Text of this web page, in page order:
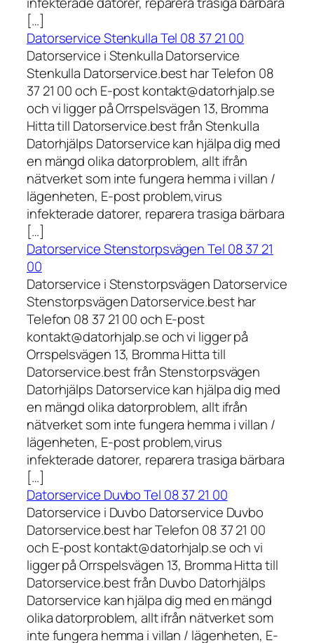
[…]
Datorservice Stenkulla Tel 08 37 21 00
Datorservice i Stenkulla Datorservice
Stenkulla Datorservice.best har Telefon 08
37 21 00 och E-post kontakt@datorhjalp.se
och vi ligger på Orrspelsvägen 13, Bromma
Hitta till Datorservice.best från Stenkulla
Datorhjälps Datorservice kan hjälpa dig med
en mängd olika datorproblem, allt ifrån
nätverket som inte fungera hemma i villan /
lägenheten, E-post problem,virus
infekterade datorer, reparera trasiga bärbara
[…]
Datorservice Stenstorpsvägen Tel 08 37 21
00
Datorservice i Stenstorpsvägen Datorservice
Stenstorpsvägen Datorservice.best har
Telefon 08 37 21 00 och E-post
kontakt@datorhjalp.se och vi ligger på
Orrspelsvägen 13, Bromma Hitta till
Datorservice.best från Stenstorpsvägen
Datorhjälps Datorservice kan hjälpa dig med
en mängd olika datorproblem, allt ifrån
nätverket som inte fungera hemma i villan /
lägenheten, E-post problem,virus
infekterade datorer, reparera trasiga bärbara
[…]
Datorservice Duvbo Tel 08 37 21 00
Datorservice i Duvbo Datorservice Duvbo
Datorservice.best har Telefon 08 37 21 00
och E-post kontakt@datorhjalp.se och vi
ligger på Orrspelsvägen 13, Bromma Hitta till
Datorservice.best från Duvbo Datorhjälps
Datorservice kan hjälpa dig med en mängd
olika datorproblem, allt ifrån nätverket som
inte fungera hemma i villan / lägenheten, E-